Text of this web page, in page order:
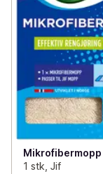
Mikrofibermopp
1 stk, Jif